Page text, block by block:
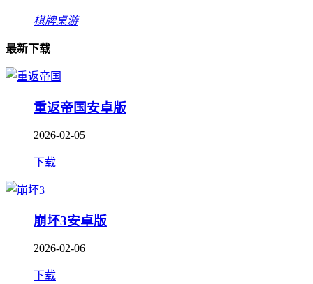
棋牌桌游
最新下载
重返帝国安卓版
2026-02-05
下载
崩坏3安卓版
2026-02-06
下载